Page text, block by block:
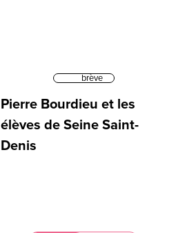
brève
Pierre Bourdieu et les
élèves de Seine Saint-
Denis